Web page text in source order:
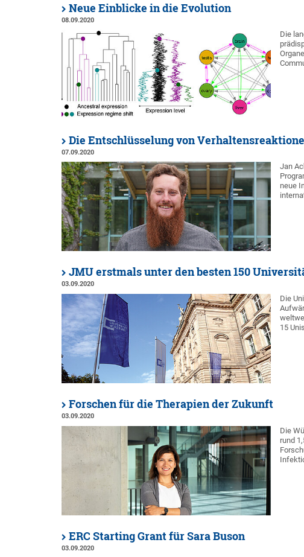
Neue Einblicke in die Evolution
08.09.2020
Die
Die Entschlüsselung von
07.09.2020
Jan
neue
JMU erstmals unter den besten 150
03.09.2020
Die
15
Forschen für die Therapien der Zukunft
03.09.2020
Die
rund
ERC Starting Grant für Sara Buson
03.09.2020